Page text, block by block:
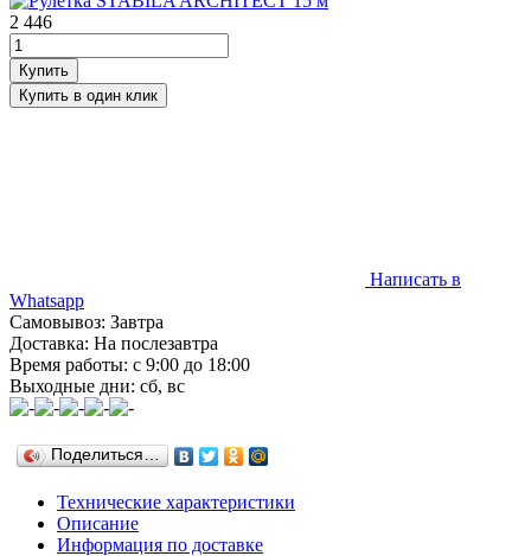
2 446
Написать в
Whatsapp
Самовывоз: Завтра
Доставка: На послезавтра
Время работы: с 9:00 до 18:00
Выходные дни: сб, вс
Поделиться…
Технические характеристики
Описание
Информация по доставке